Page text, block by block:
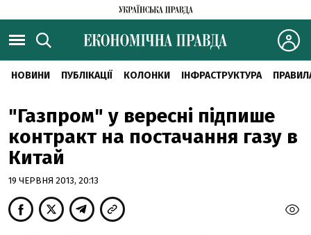
НОВИНИ ПУБЛІКАЦІЇ КОЛОНКИ ІНФРАСТРУКТУРА
"Газпром" у вересні підпише
контракт на постачання газу в
Китай
19 ЧЕРВНЯ 2013, 20:13